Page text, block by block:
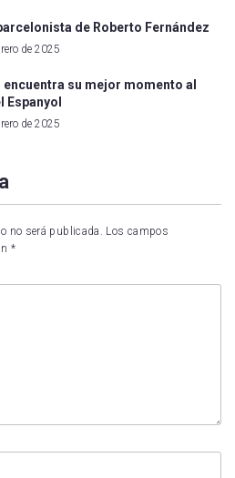
de Roberto Fernández
de 2025
su mejor momento al
Espanyol
de 2025
no será publicada.
Los campos
*